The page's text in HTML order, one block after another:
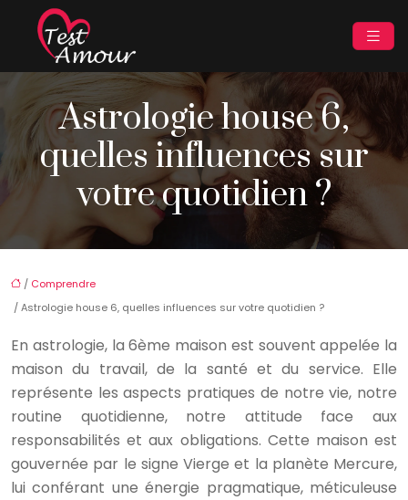
Astrologie house 6,
quelles influences sur
votre quotidien ?
/ Comprendre
/ Astrologie house 6, quelles influences sur votre quotidien ?
En astrologie, la 6ème maison est souvent appelée la
maison du travail, de la santé et du service. Elle
représente les aspects pratiques de notre vie, notre
routine quotidienne, notre attitude face aux
responsabilités et aux obligations. Cette maison est
gouvernée par le signe Vierge et la planète Mercure,
lui conférant une énergie pragmatique, méticuleuse